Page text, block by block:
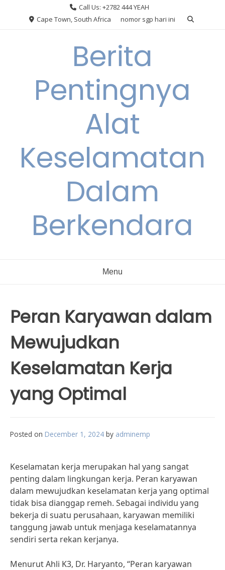
Call Us: +2782 444 YEAH
Cape Town, South Africa
nomor sgp hari ini
Berita
Pentingnya
Alat
Keselamatan
Dalam
Berkendara
Menu
Peran Karyawan dalam
Mewujudkan
Keselamatan Kerja
yang Optimal
Posted on December 1, 2024 by adminemp
Keselamatan kerja merupakan hal yang sangat
penting dalam lingkungan kerja. Peran karyawan
dalam mewujudkan keselamatan kerja yang optimal
tidak bisa dianggap remeh. Sebagai individu yang
bekerja di suatu perusahaan, karyawan memiliki
tanggung jawab untuk menjaga keselamatannya
sendiri serta rekan kerjanya.
Menurut Ahli K3, Dr. Haryanto, “Peran karyawan